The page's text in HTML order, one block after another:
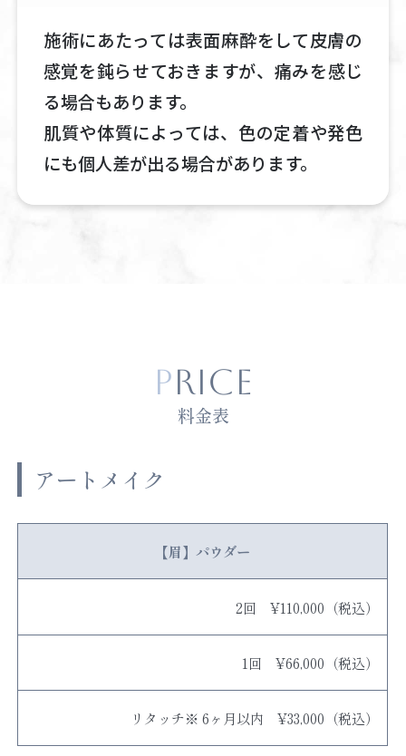
施術にあたっては表面麻酔をして皮膚の
感覚を鈍らせておきますが、痛みを感じ
る場合もあります。
肌質や体質によっては、色の定着や発色
にも個人差が出る場合があります。
PRICE
料金表
アートメイク
【眉】パウダー
2回 ¥110,000（税込）
1回 ¥66,000（税込）
リタッチ※ 6ヶ月以内 ¥33,000（税込）